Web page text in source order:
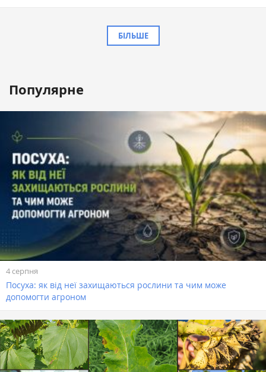
БІЛЬШЕ
Популярне
4 серпня
Посуха: як від неї захищаються рослини та чим може
допомогти агроном